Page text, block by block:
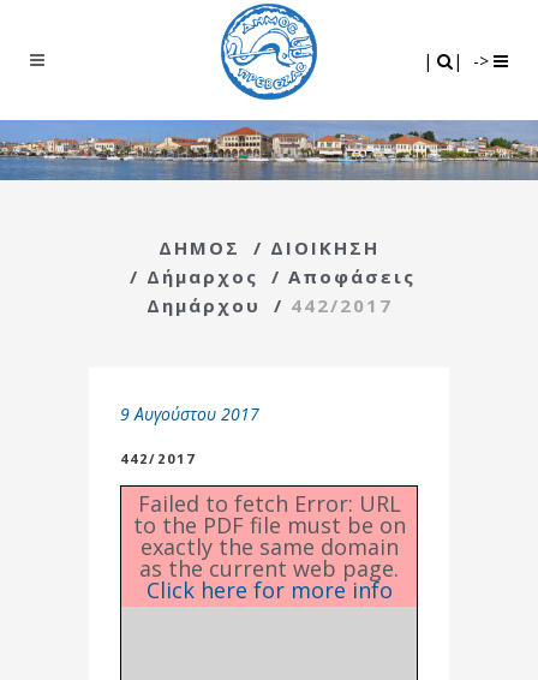
| | ->
ΔΗΜΟΣ / ΔΙΟΙΚΗΣΗ
/ Δήμαρχος / Αποφάσεις
Δημάρχου
/ 442/2017
9 Αυγούστου 2017
442/2017
Failed to fetch Error: URL
to the PDF file must be on
exactly the same domain
as the current web page.
Click here for more info